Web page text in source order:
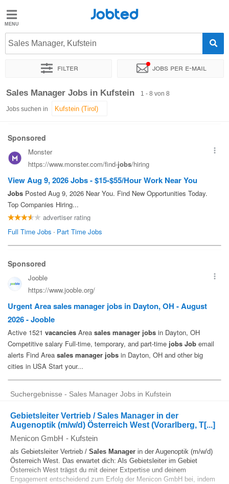
Jobted
Jobs
Jobted
Sales Manager, Kufstein
Filter Jobs per e-mail
Sortieren nach Genauer Standort Unternehmen
Sales Manager Jobs in Kufstein 1 - 8 von 8
Jobs suchen in
Suchergebnisse - Sales Manager Jobs in Kufstein
Gebietsleiter Vertrieb / Sales Manager in der
Augenoptik (m/w/d) Österreich West (Vorarlberg, T[...]
Menicon GmbH - Kufstein
als Gebietsleiter Vertrieb / Sales Manager in der Augenoptik (m/w/d)
Österreich West. Das erwartet dich: Als Gebietsleiter im Gebiet
Österreich West trägst du mit deiner Extpertise und deinem
Engagement entscheidend zum Erfolg der Menicon GmbH bei, indem